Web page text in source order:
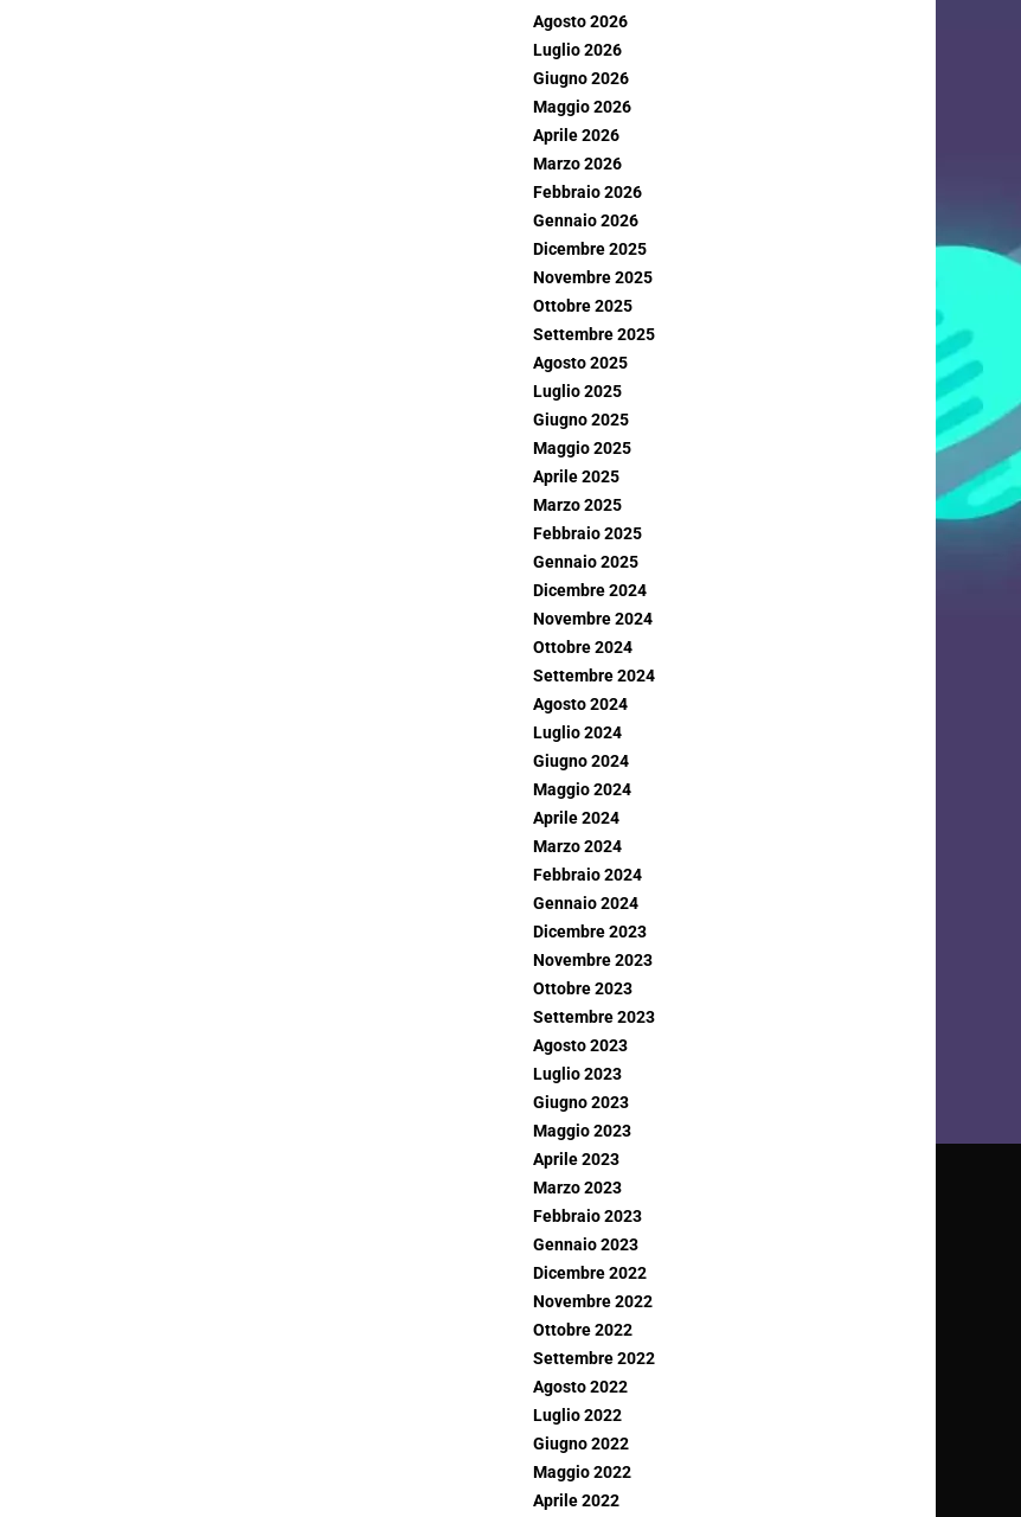
Agosto 2026
Luglio 2026
Giugno 2026
Maggio 2026
Aprile 2026
Marzo 2026
Febbraio 2026
Gennaio 2026
Dicembre 2025
Novembre 2025
Ottobre 2025
Settembre 2025
Agosto 2025
Luglio 2025
Giugno 2025
Maggio 2025
Aprile 2025
Marzo 2025
Febbraio 2025
Gennaio 2025
Dicembre 2024
Novembre 2024
Ottobre 2024
Settembre 2024
Agosto 2024
Luglio 2024
Giugno 2024
Maggio 2024
Aprile 2024
Marzo 2024
Febbraio 2024
Gennaio 2024
Dicembre 2023
Novembre 2023
Ottobre 2023
Settembre 2023
Agosto 2023
Luglio 2023
Giugno 2023
Maggio 2023
Aprile 2023
Marzo 2023
Febbraio 2023
Gennaio 2023
Dicembre 2022
Novembre 2022
Ottobre 2022
Settembre 2022
Agosto 2022
Luglio 2022
Giugno 2022
Maggio 2022
Aprile 2022